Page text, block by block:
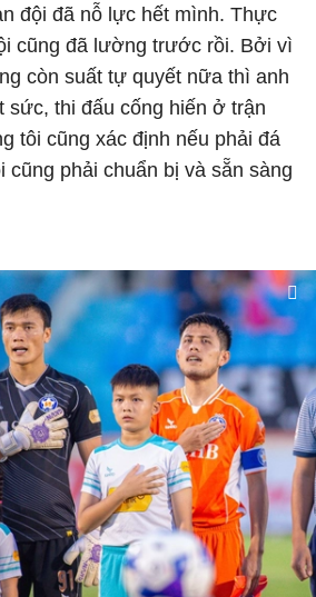
đội đã nỗ lực hết mình. Thực
cũng đã lường trước rồi. Bởi vì
còn suất tự quyết nữa thì anh
sức, thi đấu cống hiến ở trận
tôi cũng xác định nếu phải đá
cũng phải chuẩn bị và sẵn sàng